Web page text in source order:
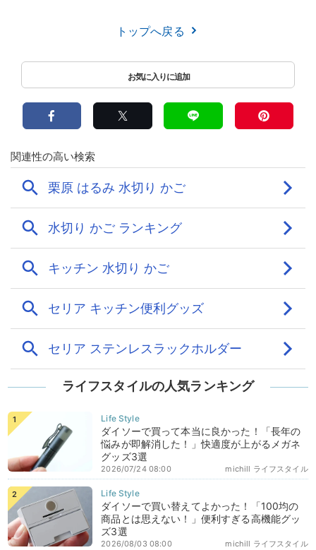
トップへ戻る
ライフスタイルの人気ランキング
ダイソーで買って本当に良かった！「長年の
悩みが即解消した！」快適度が上がるメガネ
グッズ3選
michill ライフスタイル
2026/07/24 08:00
ダイソーで買い替えてよかった！「100均の
商品とは思えない！」便利すぎる高機能グッ
ズ3選
michill ライフスタイル
2026/08/03 08:00